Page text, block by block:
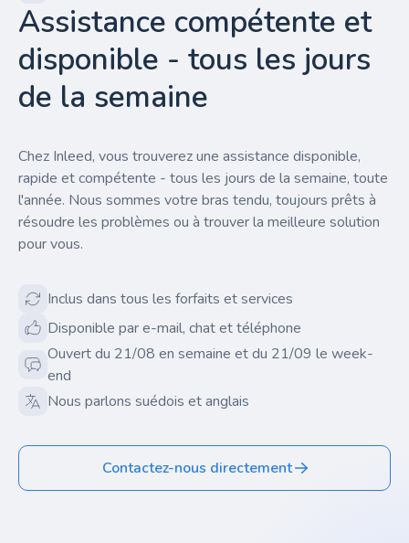
Assistance compétente et
disponible - tous les jours
de la semaine
Chez Inleed, vous trouverez une assistance disponible,
rapide et compétente - tous les jours de la semaine, toute
l'année. Nous sommes votre bras tendu, toujours prêts à
résoudre les problèmes ou à trouver la meilleure solution
pour vous.
Inclus dans tous les forfaits et services
Disponible par e-mail, chat et téléphone
Ouvert du 21/08 en semaine et du 21/09 le week-
end
Nous parlons suédois et anglais
Contactez-nous directement